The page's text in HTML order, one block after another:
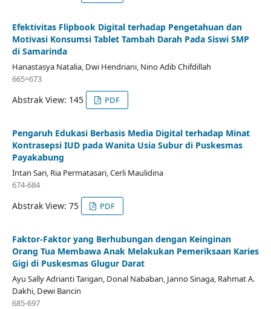
Efektivitas Flipbook Digital terhadap Pengetahuan dan
Motivasi Konsumsi Tablet Tambah Darah Pada Siswi SMP
di Samarinda
Hanastasya Natalia, Dwi Hendriani, Nino Adib Chifdillah
665=673
Abstrak View: 145 PDF
Pengaruh Edukasi Berbasis Media Digital terhadap Minat
Kontrasepsi IUD pada Wanita Usia Subur di Puskesmas
Payakabung
Intan Sari, Ria Permatasari, Cerli Maulidina
674-684
Abstrak View: 75 PDF
Faktor-Faktor yang Berhubungan dengan Keinginan
Orang Tua Membawa Anak Melakukan Pemeriksaan Karies
Gigi di Puskesmas Glugur Darat
Ayu Sally Adrianti Tarigan, Donal Nababan, Janno Sinaga, Rahmat A.
Dakhi, Dewi Bancin
685-697